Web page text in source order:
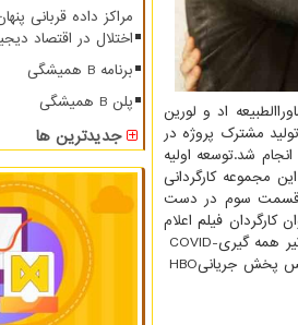
اد و لورین
مشترک پروژه در
در سال 1981 در کنتیکت انجام شد.توسعه اولیه
این مجموعه کارگردانی
نخواهد بود. تا ژوئن 2017 ، رسماً اعلام شد که قسمت سوم در دست
فیلم اعلام
COVID-
HBO
مراکز داده قربانی
اختلال در اقتصاد
برنامه B همیشگی
پلن B همیشگی
جدیدترین ها